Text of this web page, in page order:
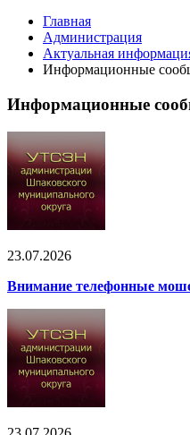
Главная
Администрация
Актуальная
Информационные
Информационные
23.07.2026
Внимание телефонные